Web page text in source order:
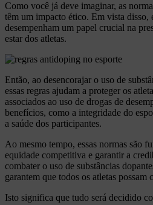
Como você já deve imaginar, as
têm um impacto ético. Em vista disso,
desempenham um papel crucial na
estar dos atletas.
Então, ao desencorajar o uso de
essas regras ajudam a proteger os
associados ao uso de drogas de
benefícios, como a integridade do
a saúde dos participantes.
Ao mesmo tempo, essas normas são
equidade competitiva e garantir a
combater o uso de substâncias
garantem que todos os atletas
Isto significa que tudo será decidido